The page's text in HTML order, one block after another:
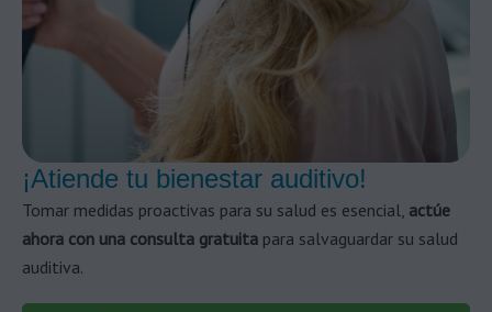
¡Atiende tu bienestar auditivo!
Tomar medidas proactivas para su salud es esencial, actúe
ahora con una consulta gratuita para salvaguardar su salud
auditiva.